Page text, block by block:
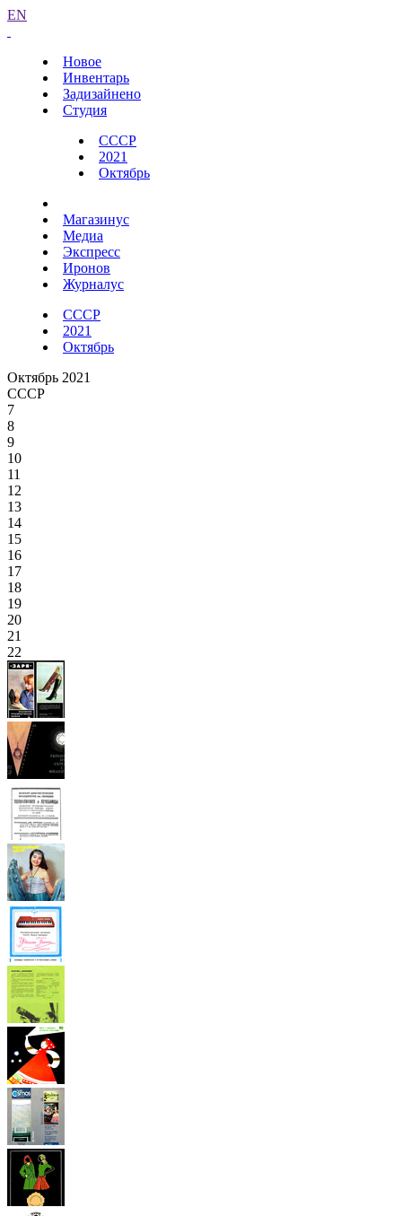
EN
Новое
Инвентарь
Задизайнено
Студия
СССР
2021
Октябрь
Магазинус
Медиа
Экспресс
Иронов
Журналус
СССР
2021
Октябрь
Октябрь 2021
СССР
7
8
9
10
11
12
13
14
15
16
17
18
19
20
21
22